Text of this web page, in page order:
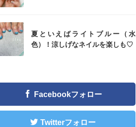
夏といえばライトブルー（水
色）！涼しげなネイルを楽しも♡
Facebookフォロー
Twitterフォロー